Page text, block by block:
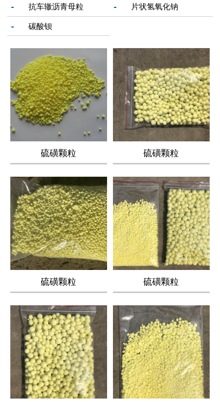
抗车辙沥青母粒
片状氢氧化钠
碳酸钡
硫磺颗粒 硫磺颗粒
硫磺颗粒 硫磺颗粒